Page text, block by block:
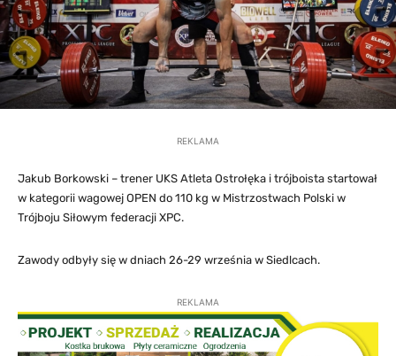
REKLAMA
Jakub Borkowski – trener UKS Atleta Ostrołęka i trójboista startował
w kategorii wagowej OPEN do 110 kg w Mistrzostwach Polski w
Trójboju Siłowym federacji XPC.
Zawody odbyły się w dniach 26-29 września w Siedlcach.
REKLAMA